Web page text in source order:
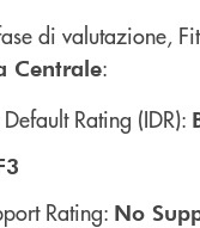
di valutazione,
Centrale:
Rating (IDR):
Rating: No